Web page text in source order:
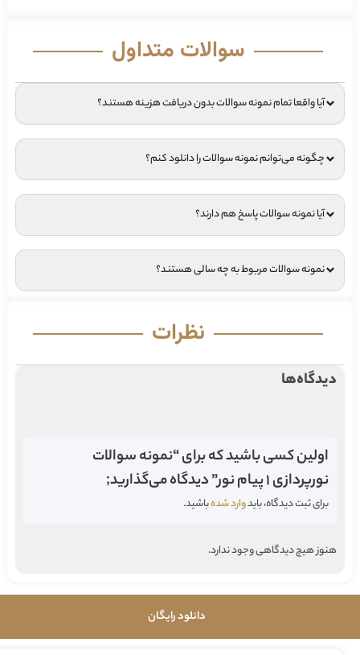
سوالات متداول
آیا واقعا تمام نمونه سوالات بدون دریافت هزینه هستند؟
چگونه می‌توانم نمونه سوالات را دانلود کنم؟
آیا نمونه سوالات پاسخ هم دارند؟
نمونه سوالات مربوط به چه سالی هستند؟
نظرات
دیدگاه‌ها
اولین کسی باشید که برای “نمونه سوالات
نورپردازی ۱ پیام نور” دیدگاه می‌گذارید;
برای ثبت دیدگاه، بایدوارد شدهباشید.
هنوز هیچ دیدگاهی وجود ندارد.
دانلود رایگان